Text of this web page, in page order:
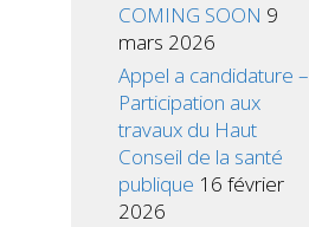
COMING SOON 9
mars 2026
Appel a candidature –
Participation aux
travaux du Haut
Conseil de la santé
publique 16 février
2026